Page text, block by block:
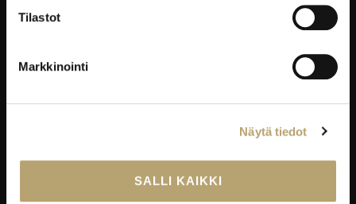
Tilastot
Markkinointi
Näytä tiedot
SALLI KAIKKI
Kortti- ja pätevyyskoulutukset
Työelämässä oppiminen
EduKo koulutus- ja yrityspalvelut Oy